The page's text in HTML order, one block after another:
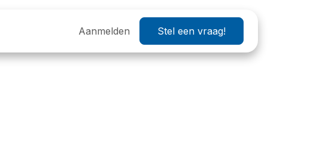
Helpdesk OXP 2026 Wij zoeken
Aanmelden Stel een vraag!